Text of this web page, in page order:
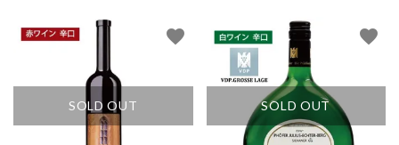
SOLD OUT
favorite
SOLD OUT
favorite
カテゴリー